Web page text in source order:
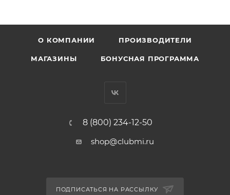
О КОМПАНИИ ПРОИЗВОДИТЕЛИ
МАГАЗИНЫ БОНУСНАЯ ПРОГРАММА
8 (800) 234-12-50
shop@clubmi.ru
ПОДПИСАТЬСЯ НА РАССЫЛКУ